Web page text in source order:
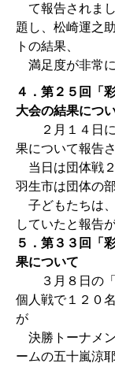
て報告されま
題し、松崎運之
トの結果、
満足度が非常
４．第２５回「
大会の結果につ
２月１４日に
果について報告
当日は団体戦
羽生市は団体の
子どもたちは
していたと報告
５．第３３回「
果について
３月８日の「
個人戦で１２０
が
決勝トーナメ
ームの五十嵐涼